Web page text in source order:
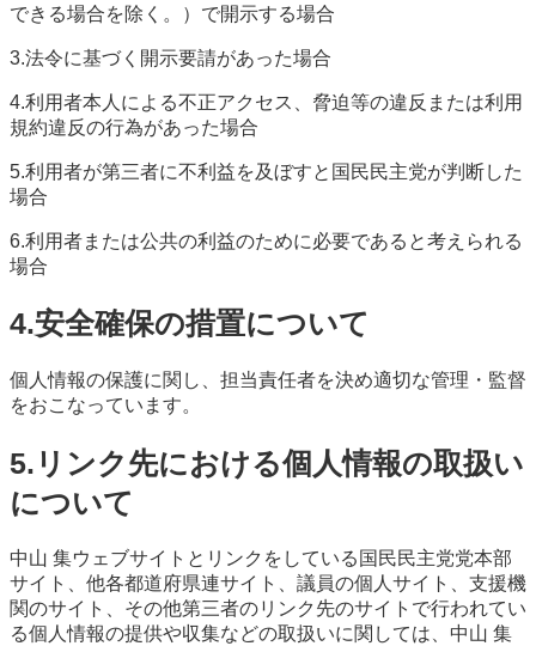
できる場合を除く。）で開示する場合
3.法令に基づく開示要請があった場合
4.利用者本人による不正アクセス、脅迫等の違反または利用
規約違反の行為があった場合
5.利用者が第三者に不利益を及ぼすと国民民主党が判断した
場合
6.利用者または公共の利益のために必要であると考えられる
場合
4.安全確保の措置について
個人情報の保護に関し、担当責任者を決め適切な管理・監督
をおこなっています。
5.リンク先における個人情報の取扱い
について
中山 集ウェブサイトとリンクをしている国民民主党党本部
サイト、他各都道府県連サイト、議員の個人サイト、支援機
関のサイト、その他第三者のリンク先のサイトで行われてい
る個人情報の提供や収集などの取扱いに関しては、中山 集